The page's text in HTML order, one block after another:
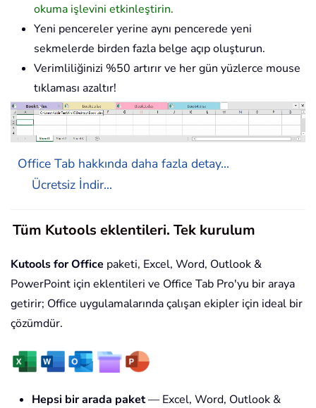
okuma işlevini etkinleştirin.
Yeni pencereler yerine aynı pencerede yeni
sekmelerde birden fazla belge açıp oluşturun.
Verimliliğinizi %50 artırır ve her gün yüzlerce mouse
tıklaması azaltır!
Office Tab hakkında daha fazla detay...
Ücretsiz İndir...
Tüm Kutools eklentileri. Tek kurulum
Kutools for Office paketi, Excel, Word, Outlook &
PowerPoint için eklentileri ve Office Tab Pro'yu bir araya
getirir; Office uygulamalarında çalışan ekipler için ideal bir
çözümdür.
Hepsi bir arada paket— Excel, Word, Outlook &